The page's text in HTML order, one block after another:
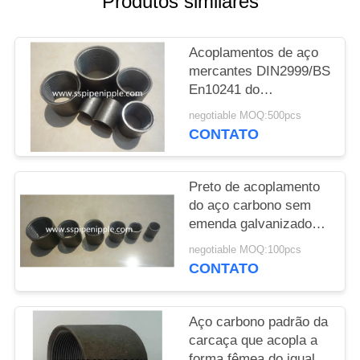
PRIVACY
POLICY
Acoplamentos de aço
mercantes DIN2999/BS
En10241 do
acoplamento do aço
carbono de ASTM
negotiable MOQ:500pcs
CONTATO
Preto de acoplamento
do aço carbono sem
emenda galvanizado
reduzindo o soquete
negotiable MOQ:100pcs
CONTATO
Aço carbono padrão da
carcaça que acopla a